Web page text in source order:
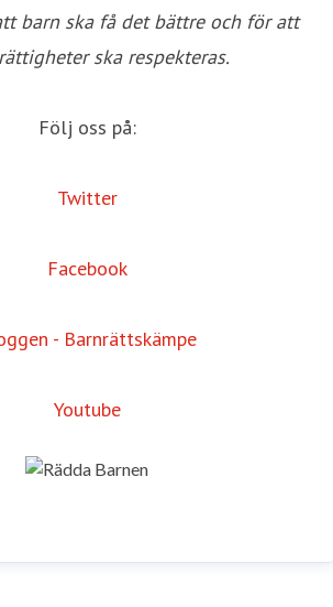
barn ska få det bättre och för att
ska respekteras.
Följ oss på:
Twitter
Facebook
- Barnrättskämpe
Youtube